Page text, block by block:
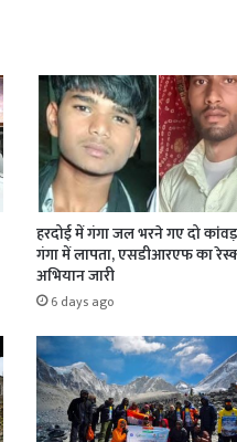
हरदोई में गंगा जल भरने गए दो कांवड़
गंगा में लापता, एसडीआरएफ का
अभियान जारी
6 days ago